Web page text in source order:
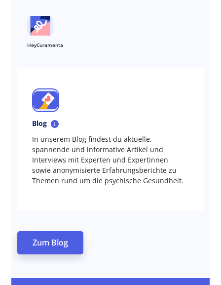
HeyCuramenta
Blog
In unserem Blog findest du aktuelle,
spannende und informative Artikel und
Interviews mit Experten und Expertinnen
sowie anonymisierte Erfahrungsberichte zu
Themen rund um die psychische Gesundheit.
Zum Blog